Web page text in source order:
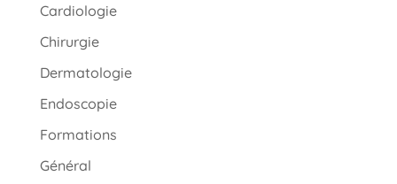
Cardiologie
Chirurgie
Dermatologie
Endoscopie
Formations
Général